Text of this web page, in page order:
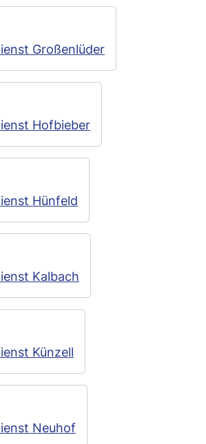
Großenlüder
Hofbieber
Hünfeld
Kalbach
Künzell
Neuhof